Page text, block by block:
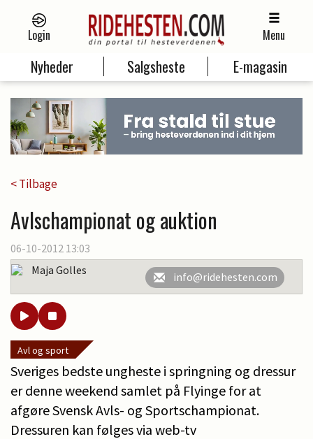
Login Menu
Nyheder Salgsheste E-magasin
< Tilbage
Avlschampionat og auktion
06-10-2012 13:03
Maja Golles
info@ridehesten.com
Avl og sport
Sveriges bedste ungheste i springning og dressur
er denne weekend samlet på Flyinge for at
afgøre Svensk Avls- og Sportschampionat.
Dressuren kan følges via web-tv